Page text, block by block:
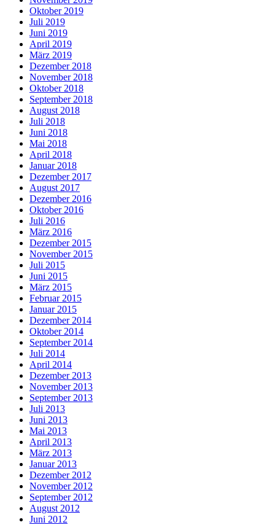
Oktober 2019
Juli 2019
Juni 2019
April 2019
März 2019
Dezember 2018
November 2018
Oktober 2018
September 2018
August 2018
Juli 2018
Juni 2018
Mai 2018
April 2018
Januar 2018
Dezember 2017
August 2017
Dezember 2016
Oktober 2016
Juli 2016
März 2016
Dezember 2015
November 2015
Juli 2015
Juni 2015
März 2015
Februar 2015
Januar 2015
Dezember 2014
Oktober 2014
September 2014
Juli 2014
April 2014
Dezember 2013
November 2013
September 2013
Juli 2013
Juni 2013
Mai 2013
April 2013
März 2013
Januar 2013
Dezember 2012
November 2012
September 2012
August 2012
Juni 2012